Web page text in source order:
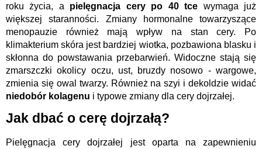
roku życia, a pielęgnacja cery po 40 tce wymaga już
większej staranności. Zmiany hormonalne towarzyszące
menopauzie również mają wpływ na stan cery. Po
klimakterium skóra jest bardziej wiotka, pozbawiona blasku i
skłonna do powstawania przebarwień. Widoczne stają się
zmarszczki okolicy oczu, ust, bruzdy nosowo - wargowe,
zmienia się owal twarzy. Również na szyi i dekoldzie widać
niedobór kolagenu i typowe zmiany dla cery dojrzałej.
Jak dbać o cerę dojrzałą?
Pielęgnacja cery dojrzałej jest oparta na zapewnieniu